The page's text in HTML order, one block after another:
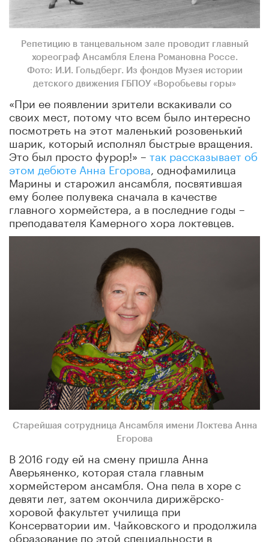
Репетицию в танцевальном зале проводит главный
хореограф Ансамбля Елена Романовна Россе.
Фото: И.И. Гольдберг. Из фондов Музея истории
детского движения ГБПОУ «Воробьевы горы»
«При ее появлении зрители вскакивали со
своих мест, потому что всем было интересно
посмотреть на этот маленький розовенький
шарик, который исполнял быстрые вращения.
Это был просто фурор!» – так рассказывает об
этом дебюте Анна Егорова , однофамилица
Марины и старожил ансамбля, посвятившая
ему более полувека сначала в качестве
главного хормейстера, а в последние годы –
преподавателя Камерного хора локтевцев.
Старейшая сотрудница Ансамбля имени Локтева Анна
Егорова
В 2016 году ей на смену пришла Анна
Аверьяненко, которая стала главным
хормейстером ансамбля. Она пела в хоре с
девяти лет, затем окончила дирижёрско-
хоровой факультет училища при
Консерватории им. Чайковского и продолжила
образование по этой специальности в